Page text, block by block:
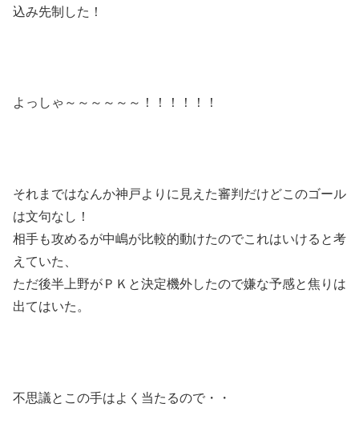
込み先制した！
よっしゃ～～～～～～！！！！！！
それまではなんか神戸よりに見えた審判だけどこのゴール
は文句なし！
相手も攻めるが中嶋が比較的動けたのでこれはいけると考
えていた、
ただ後半上野がＰＫと決定機外したので嫌な予感と焦りは
出てはいた。
不思議とこの手はよく当たるので・・